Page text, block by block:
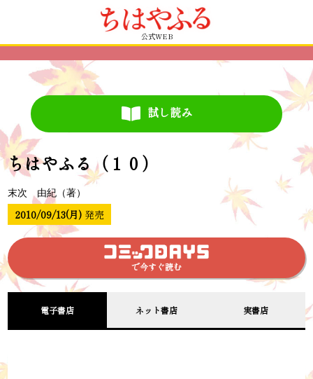
公式WEB
試し読み
ちはやふる（１０）
末次 由紀（著）
2010/09/13(月) 発売
で今すぐ読む
電子書店 ネット書店 実書店